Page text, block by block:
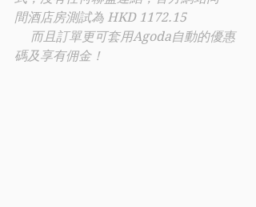
間酒店房測試為 HKD 1172.15
碼及享有佣金！